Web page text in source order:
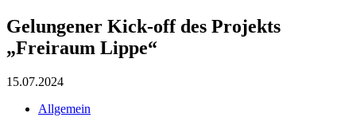
Gelungener Kick-off des Projekts
„Freiraum Lippe“
15.07.2024
Allgemein